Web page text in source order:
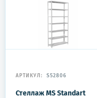
АРТИКУЛ: S52806
Стеллаж MS Standart